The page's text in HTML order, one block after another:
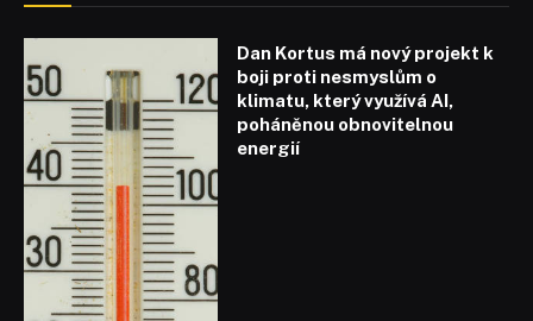
Dan Kortus má nový projekt k
boji proti nesmyslům o
klimatu, který využívá AI,
poháněnou obnovitelnou
energií